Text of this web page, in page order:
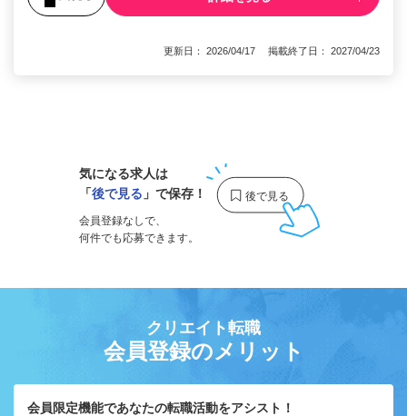
更新日： 2026/04/17 掲載終了日： 2027/04/23
気になる求人は
「後で見る 」で保存！
会員登録なしで、
何件でも応募できます。
クリエイト転職
会員登録のメリット
会員限定機能であなたの転職活動をアシスト！